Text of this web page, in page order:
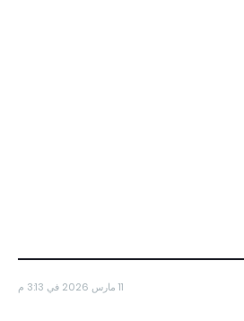
11 مارس 2026 في 3:13 م